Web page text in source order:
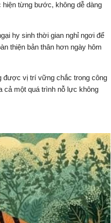
từng bước, không dễ dàng
hy sinh thời gian nghỉ ngơi để
thiện bản thân hơn ngày hôm
được vị trí vững chắc trong công
cả một quá trình nỗ lực không